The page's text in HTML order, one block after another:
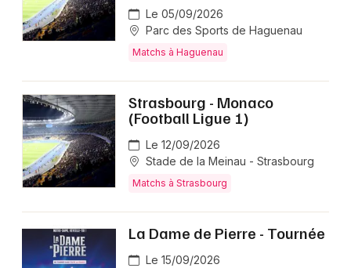
Le 05/09/2026
Parc des Sports de Haguenau
Matchs à Haguenau
Strasbourg - Monaco
(Football Ligue 1)
Le 12/09/2026
Stade de la Meinau - Strasbourg
Matchs à Strasbourg
La Dame de Pierre - Tournée
Le 15/09/2026